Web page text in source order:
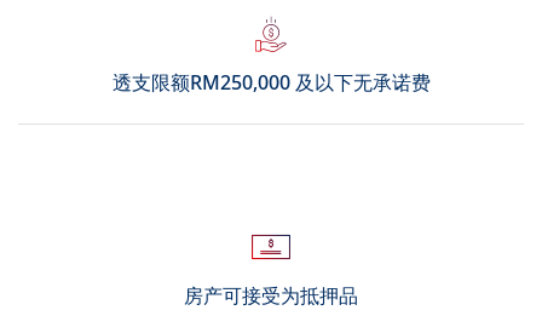
透支限额RM250,000 及以下无承诺费
房产可接受为抵押品